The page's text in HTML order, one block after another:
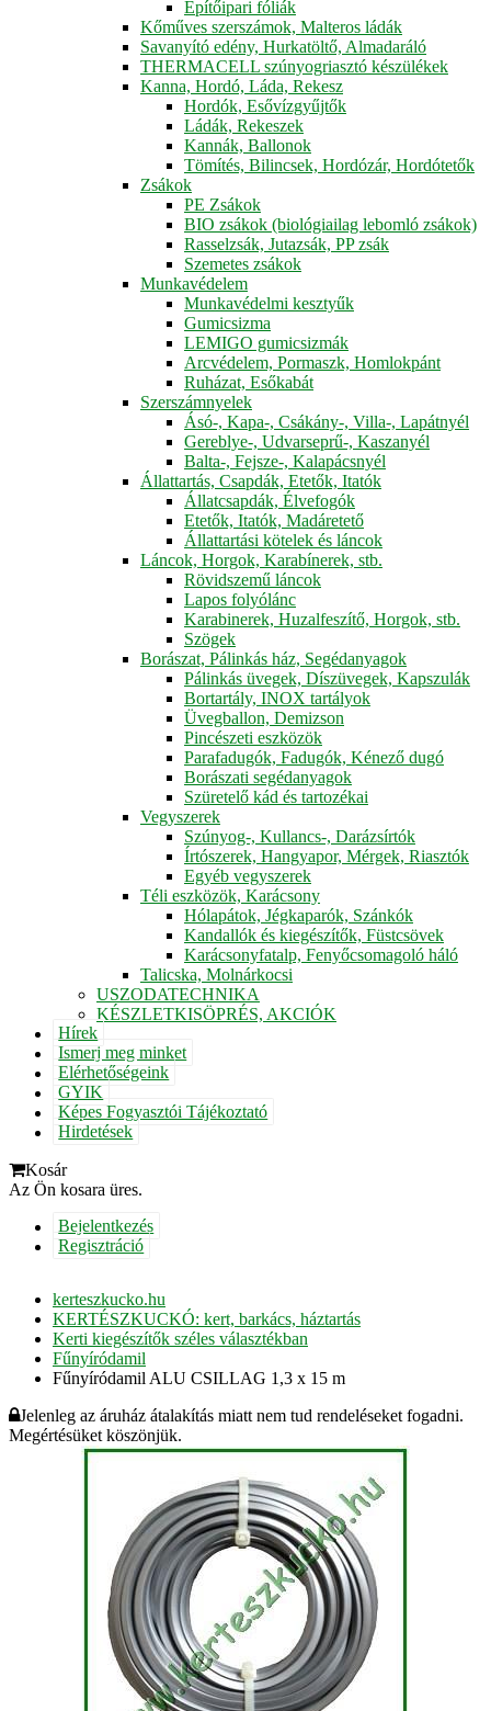
Építőipari fóliák
Kőműves szerszámok, Malteros ládák
Savanyító edény, Hurkatöltő, Almadaráló
THERMACELL szúnyogriasztó készülékek
Kanna, Hordó, Láda, Rekesz
Hordók, Esővízgyűjtők
Ládák, Rekeszek
Kannák, Ballonok
Tömítés, Bilincsek, Hordózár, Hordótetők
Zsákok
PE Zsákok
BIO zsákok (biológiailag lebomló zsákok)
Rasselzsák, Jutazsák, PP zsák
Szemetes zsákok
Munkavédelem
Munkavédelmi kesztyűk
Gumicsizma
LEMIGO gumicsizmák
Arcvédelem, Pormaszk, Homlokpánt
Ruházat, Esőkabát
Szerszámnyelek
Ásó-, Kapa-, Csákány-, Villa-, Lapátnyél
Gereblye-, Udvarseprű-, Kaszanyél
Balta-, Fejsze-, Kalapácsnyél
Állattartás, Csapdák, Etetők, Itatók
Állatcsapdák, Élvefogók
Etetők, Itatók, Madáretető
Állattartási kötelek és láncok
Láncok, Horgok, Karabínerek, stb.
Rövidszemű láncok
Lapos folyólánc
Karabinerek, Huzalfeszítő, Horgok, stb.
Szögek
Borászat, Pálinkás ház, Segédanyagok
Pálinkás üvegek, Díszüvegek, Kapszulák
Bortartály, INOX tartályok
Üvegballon, Demizson
Pincészeti eszközök
Parafadugók, Fadugók, Kénező dugó
Borászati segédanyagok
Szüretelő kád és tartozékai
Vegyszerek
Szúnyog-, Kullancs-, Darázsírtók
Írtószerek, Hangyapor, Mérgek, Riasztók
Egyéb vegyszerek
Téli eszközök, Karácsony
Hólapátok, Jégkaparók, Szánkók
Kandallók és kiegészítők, Füstcsövek
Karácsonyfatalp, Fenyőcsomagoló háló
Talicska, Molnárkocsi
USZODATECHNIKA
KÉSZLETKISÖPRÉS, AKCIÓK
Hírek
Ismerj meg minket
Elérhetőségeink
GYIK
Képes Fogyasztói Tájékoztató
Hirdetések
Kosár
Az Ön kosara üres.
Bejelentkezés
Regisztráció
kerteszkucko.hu
KERTÉSZKUCKÓ: kert, barkács, háztartás
Kerti kiegészítők széles választékban
Fűnyíródamil
Fűnyíródamil ALU CSILLAG 1,3 x 15 m
Jelenleg az áruház átalakítás miatt nem tud rendeléseket fogadni.
Megértésüket köszönjük.